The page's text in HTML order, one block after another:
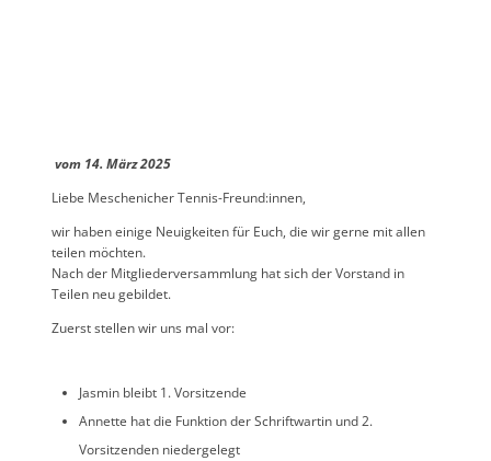
vom 14. März 2025
Liebe Meschenicher Tennis-Freund:innen,
wir haben einige Neuigkeiten für Euch, die wir gerne mit allen
teilen möchten.
Nach der Mitgliederversammlung hat sich der Vorstand in
Teilen neu gebildet.
Zuerst stellen wir uns mal vor:
Jasmin bleibt 1. Vorsitzende
Annette hat die Funktion der Schriftwartin und 2.
Vorsitzenden niedergelegt